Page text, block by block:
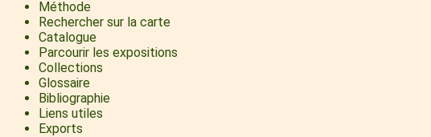
Méthode
Rechercher sur la carte
Catalogue
Parcourir les expositions
Collections
Glossaire
Bibliographie
Liens utiles
Exports